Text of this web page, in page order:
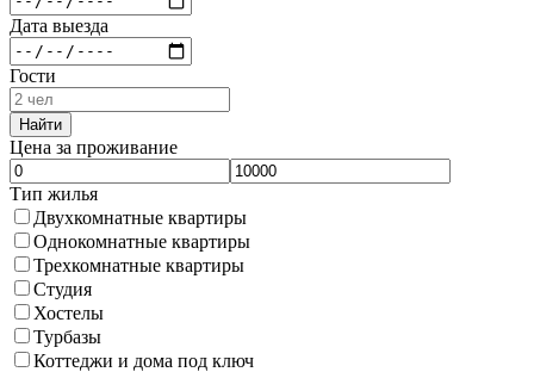
Дата выезда
Гости
Найти
Цена за проживание
Тип жилья
Двухкомнатные квартиры
Однокомнатные квартиры
Трехкомнатные квартиры
Студия
Хостелы
Турбазы
Коттеджи и дома под ключ